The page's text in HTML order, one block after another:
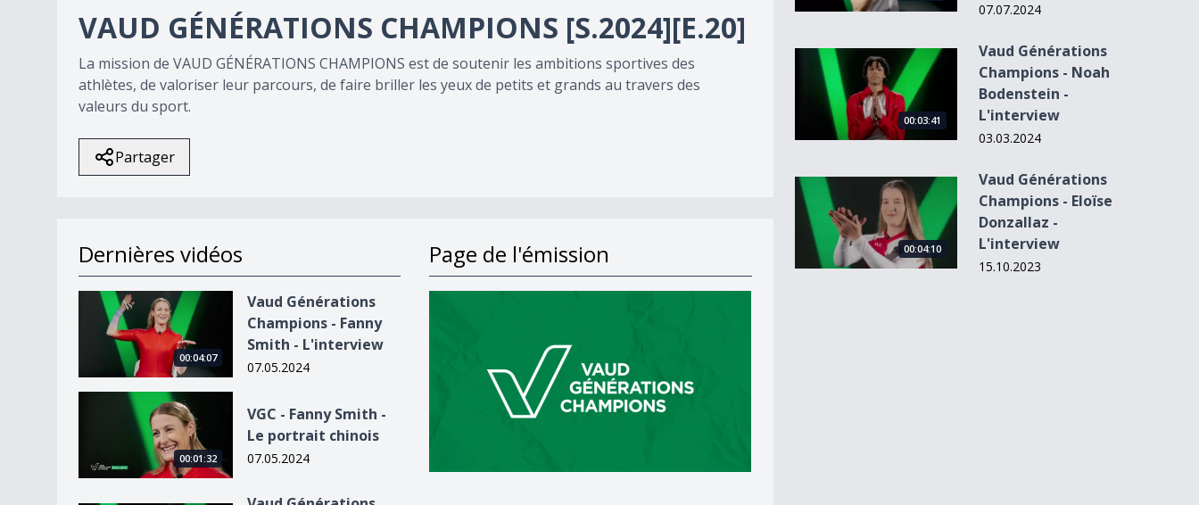
VAUD GÉNÉRATIONS CHAMPIONS [S.2024][E.20]
La mission de VAUD GÉNÉRATIONS CHAMPIONS est de soutenir les ambitions sportives des
athlètes, de valoriser leur parcours, de faire briller les yeux de petits et grands au travers des
valeurs du sport.
Partager
Dernières vidéos
Vaud Générations Champions - Fanny Smith - L&#039;interview
00:04:07
Vaud Générations
Champions - Fanny
Smith - L'interview
07.05.2024
VGC - Fanny Smith - Le portrait chinois
00:01:32
VGC - Fanny Smith -
Le portrait chinois
07.05.2024
Page de l'émission
07.07.2024
Vaud Générations Champions - Noah Bodenstein -
00:03:41
Vaud Générations
Champions - Noah
Bodenstein -
L'interview
03.03.2024
Vaud Générations Champions - Eloïse Donzallaz -
00:04:10
Vaud Générations
Champions - Eloïse
Donzallaz -
L'interview
15.10.2023